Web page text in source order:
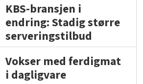
KBS-bransjen i
endring: Stadig større
serveringstilbud
Vokser med ferdigmat
i dagligvare